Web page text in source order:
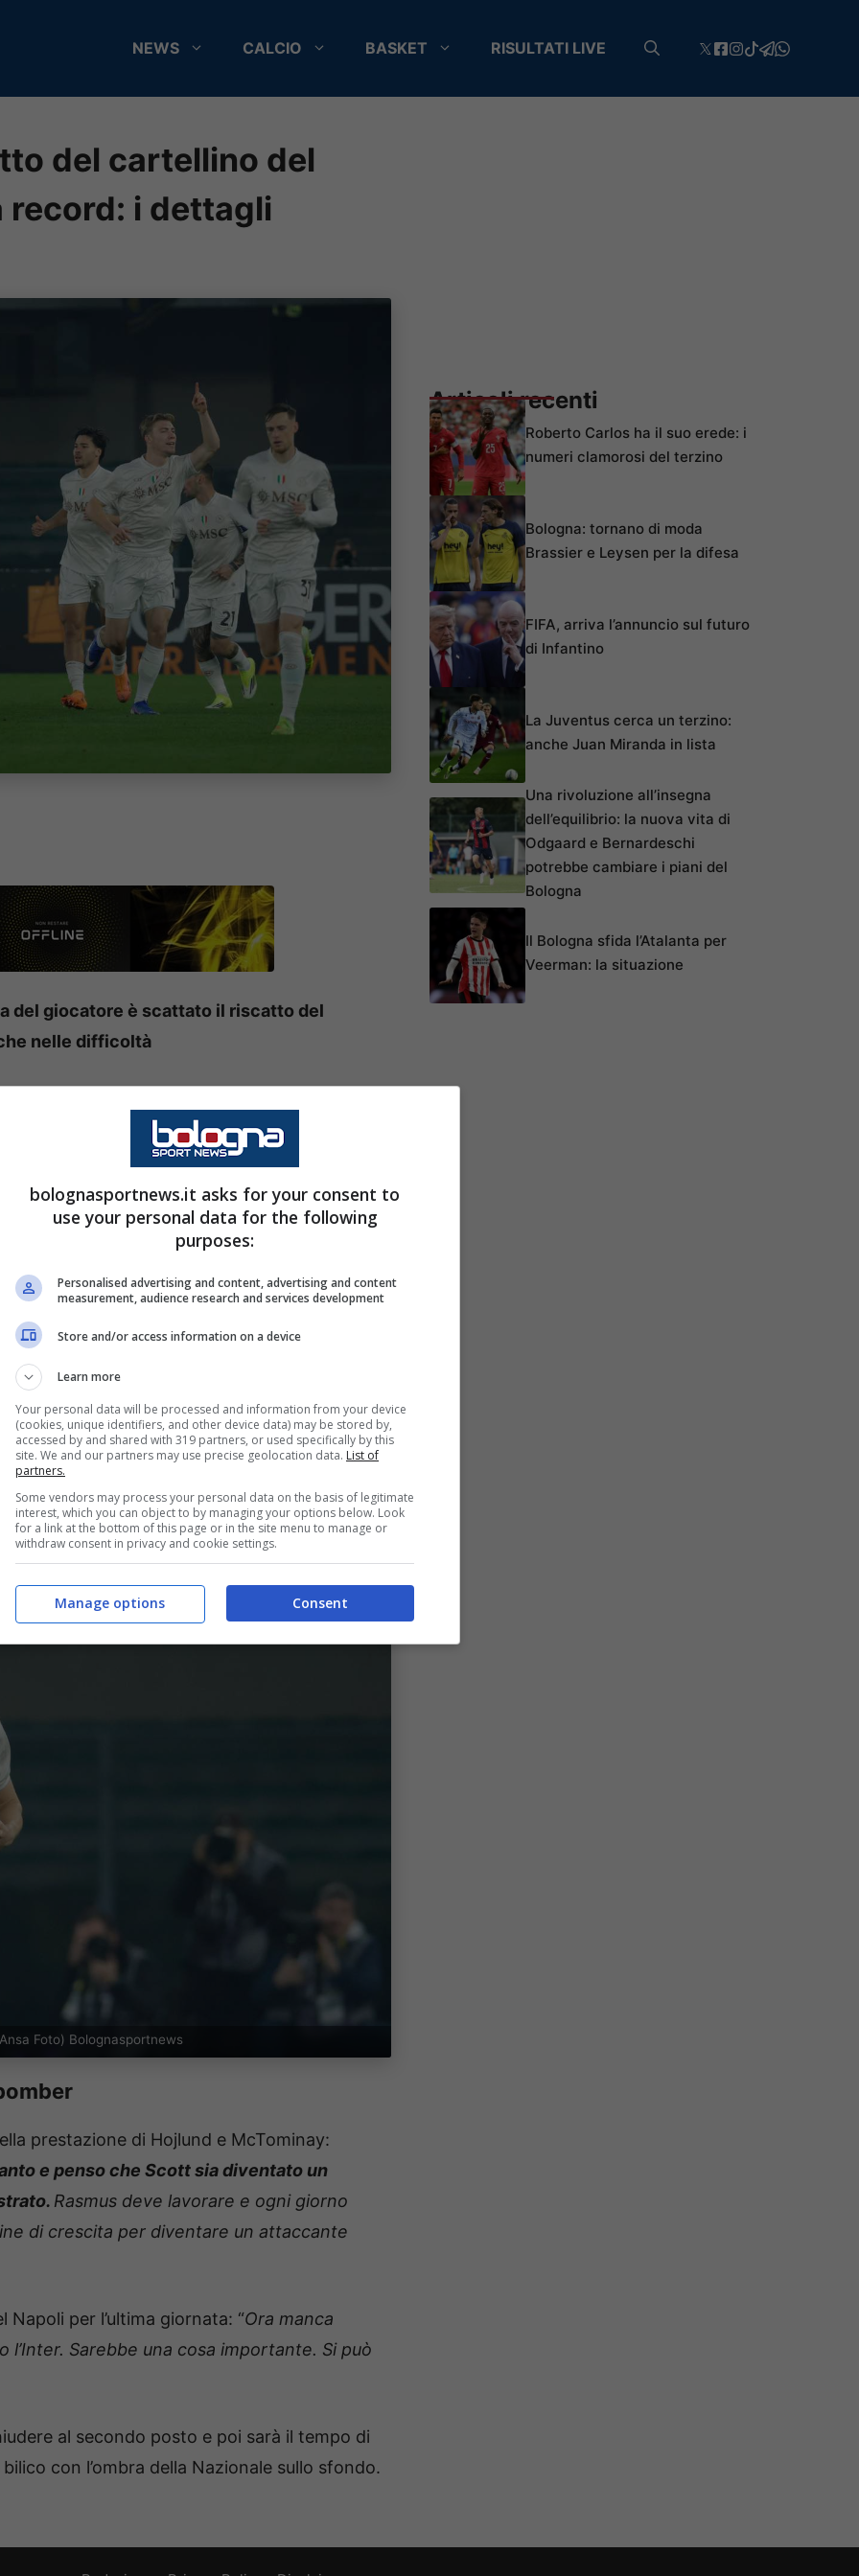
NEWS CALCIO BASKET RISULTATI LIVE
del cartellino del
record: i dettagli
del giocatore è scattato il riscatto del
nelle difficoltà
della Champions dopo la vittoria per tre a
hanno conquistato i tre punti in maniera
vari Hojlund e McTominay. Proprio il
delle ultime ore del mondo Napoli.
milioni per gli azzurri
League ha fatto scattare l’obbligo diriscatto
, che in stagione ha collezionato 43
44 milioni di euronelle casse del club
oneroso definito in estate dopo l’infortunio
bomber danese è presente anche una
dettaglio non da poco che blinda sempre di
Foto) Bolognasportnews
prestazione di Hojlund e McTominay:
e penso che Scott sia diventato un
Rasmus deve lavorare e ogni giorno
di crescita per diventare un attaccante
per l’ultima giornata: “Ora manca
l’Inter. Sarebbe una cosa importante. Si può
al secondo posto e poi sarà il tempo di
con l’ombra della Nazionale sullo sfondo.
Articoli recenti
Roberto Carlos ha il suo erede: i
numeri clamorosi del terzino
Bologna: tornano di moda
Brassier e Leysen per la difesa
FIFA, arriva l’annuncio sul futuro
di Infantino
La Juventus cerca un terzino:
anche Juan Miranda in lista
Una rivoluzione all’insegna
dell’equilibrio: la nuova vita di
Odgaard e Bernardeschi
potrebbe cambiare i piani del
Bologna
Il Bologna sfida l’Atalanta per
Veerman: la situazione
bolognasportnews.it asks for your consent to
use your personal data for the following
purposes:
Personalised advertising and content, advertising and content
measurement, audience research and services development
Store and/or access information on a device
Learn more
Your personal data will be processed and information from your device
(cookies, unique identifiers, and other device data) may be stored by,
accessed by and shared with 319 partners, or used specifically by this
site. We and our partners may use precise geolocation data. List of
partners.
Some vendors may process your personal data on the basis of legitimate
interest, which you can object to by managing your options below. Look
for a link at the bottom of this page or in the site menu to manage or
withdraw consent in privacy and cookie settings.
Consent
Manage options